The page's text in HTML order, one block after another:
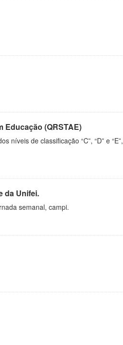
Educação (QRSTAE)
níveis de classificação “C”, “D” e “E”,
da Unifei.
semanal, campi.